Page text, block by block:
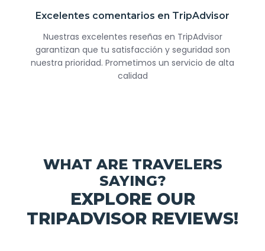
Excelentes comentarios en TripAdvisor
Nuestras excelentes reseñas en TripAdvisor
garantizan que tu satisfacción y seguridad son
nuestra prioridad. Prometimos un servicio de alta
calidad
WHAT ARE TRAVELERS
SAYING?
EXPLORE OUR
TRIPADVISOR REVIEWS!